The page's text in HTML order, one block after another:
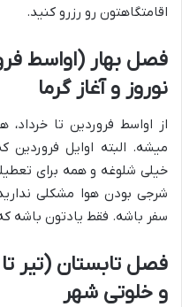
اقامتگاهتون رو رزرو کنید.
فصل بهار (اواسط
نوروز و آغاز گرما
از اواسط فروردین تا
میشه. البته اوایل
خیلی شلوغه و همه برای
شرجی بودن هوا مشکلی
سفر باشه. فقط یادتون باشه
فصل تابستان (تیر
و خلوتی شهر